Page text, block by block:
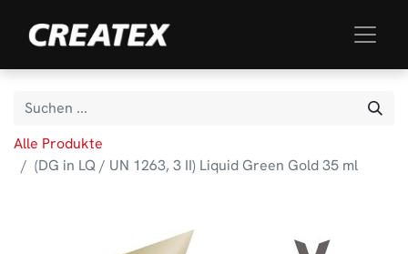
Alle Produkte
(DG in LQ / UN 1263, 3 II) Liquid Green Gold 35 ml